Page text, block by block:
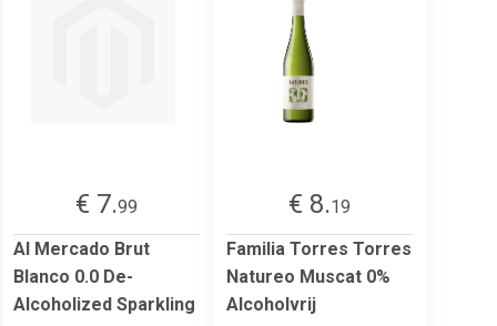
€ 7.99
Al Mercado Brut
Blanco 0.0 De-
Alcoholized Sparkling
€ 8.19
Familia Torres Torres
Natureo Muscat 0%
Alcoholvrij